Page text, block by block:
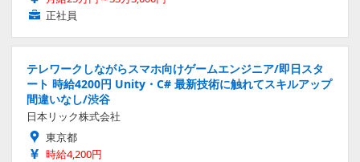
正社員
テレワークしながらスマホ向けゲームエンジニア/即日スタ
ート 時給4200円 Unity・C# 最新技術に触れてスキルアップ
間違いなし/渋谷
日本リック株式会社
東京都
時給4,200円